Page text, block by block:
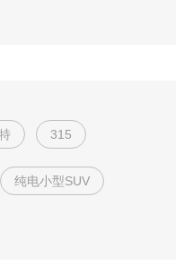
315
纯电小型SUV